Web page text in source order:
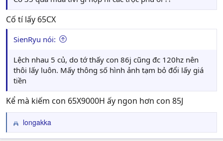
Cố tí lấy 65CX
SienRyu nói:
Lệch nhau 5 củ, do tớ thấy con 86j cũng đc 120hz nên
thôi lấy luôn. Mấy thông số hình ảnh tạm bỏ đổi lấy giá
tiền
Kể mà kiếm con 65X9000H ấy ngon hơn con 85J
R
e
longakka